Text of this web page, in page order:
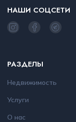
НАШИ СОЦСЕТИ
РАЗДЕЛЫ
Недвижимость
Услуги
О нас